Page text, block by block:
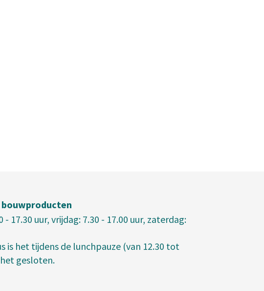
bouwproducten
17.30 uur, vrijdag: 7.30 - 17.00 uur, zaterdag:
is het tijdens de lunchpauze (van 12.30 tot
het gesloten.